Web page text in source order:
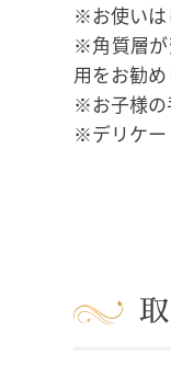
※お使いは
※角質層が
用をお勧め
※お子様の
※デリケー